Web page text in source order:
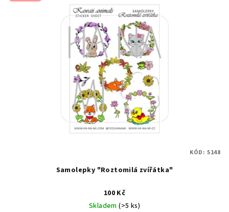
Samolepky "Roztomilá zvířátka"
100 Kč
Skladem(>5 ks)
KÓD: 5148